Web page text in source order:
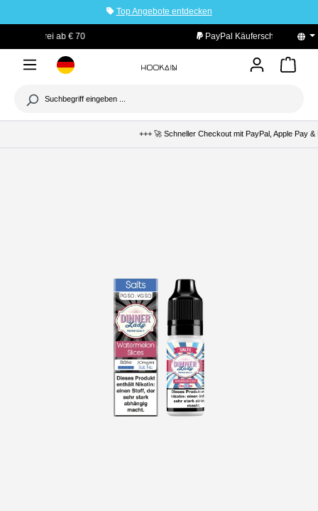
Top Angebote entdecken
PayPal Käuferschutz
+++ 🚀 Schneller Checkout mit PayPal, Apple Pay &